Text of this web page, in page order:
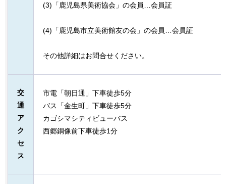
(3)「鹿児島県美術協会」の会員…会員証
(4)「鹿児島市立美術館友の会」の会員…会員証
その他詳細はお問合せください。
交
通
ア
ク
セ
ス
市電「朝日通」下車徒歩5分
バス「金生町」下車徒歩5分
カゴシマシティビューバス
西郷銅像前下車徒歩1分